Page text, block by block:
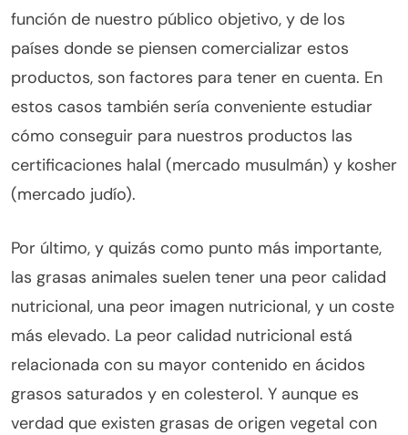
función de nuestro público objetivo, y de los
países donde se piensen comercializar estos
productos, son factores para tener en cuenta. En
estos casos también sería conveniente estudiar
cómo conseguir para nuestros productos las
certificaciones halal (mercado musulmán) y kosher
(mercado judío).
Por último, y quizás como punto más importante,
las grasas animales suelen tener una peor calidad
nutricional, una peor imagen nutricional, y un coste
más elevado. La peor calidad nutricional está
relacionada con su mayor contenido en ácidos
grasos saturados y en colesterol. Y aunque es
verdad que existen grasas de origen vegetal con